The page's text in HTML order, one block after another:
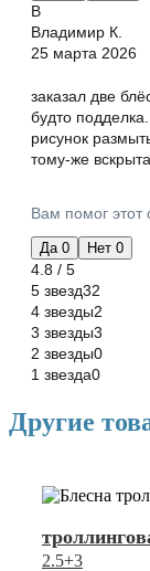
В
Владимир К.
25 марта 2026
заказал две
будто
рисунок
тому-же
Вам помог этот
Да 0 Нет 0
4.8 / 5
5 звезд32
4 звезды2
3 звезды3
2 звезды0
1 звезда0
Другие
2.5+3